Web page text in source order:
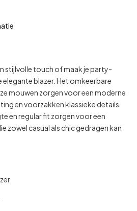
stijlvolle touch of maak je party-
blazer. Het omkeerbare
mouwen zorgen voor een moderne
en voorzakken klassieke details
en regular fit zorgen voor een
zowel casual als chic gedragen kan